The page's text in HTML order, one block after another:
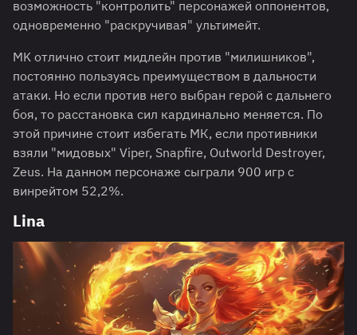
возможность "контролить" персонажей оппонентов,
одновременно "раскручивая" ультимейт.
MK отлично стоит мидлейн против "милишников",
постоянно пользуясь преимуществом в дальности
атаки. Но если против него выбран герой с дальнего
боя, то расстановка сил кардинально меняется. По
этой причине стоит избегать МК, если противники
взяли "мидовых" Viper, Snapfire, Outworld Destroyer,
Zeus. На данном персонаже сыграли 900 игр с
винрейтом 52,2%.
Lina